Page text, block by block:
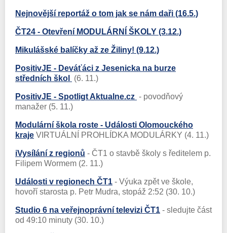
Nejnovější reportáž o tom jak se nám daři (16.5.)
ČT24 - Otevření MODULÁRNÍ ŠKOLY (3.12.)
Mikulášské balíčky až ze Žiliny! (9.12.)
PositivJE - Deváťáci z Jesenicka na burze
středních škol
(6. 11.)
PositivJE - Spotligt Aktualne.cz - povodňový
manažer (5. 11.)
Modulární škola roste - Události Olomouckého
kraje VIRTUÁLNÍ PROHLÍDKA MODULÁRKY (4. 11.)
iVysílání z regionů - ČT1 o stavbě školy s ředitelem p.
Filipem Wormem (2. 11.)
Události v regionech ČT1 - Výuka zpět ve škole,
hovoří starosta p. Petr Mudra, stopáž 2:52 (30. 10.)
Studio 6 na veřejnoprávní televizi ČT1 - sledujte část
od 49:10 minuty (30. 10.)